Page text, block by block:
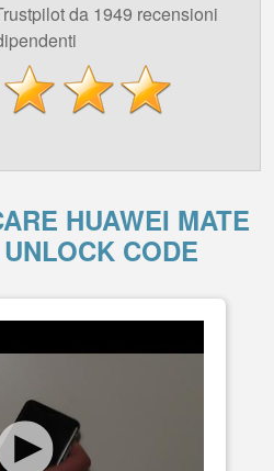
da 1949 recensioni
HUAWEI MATE
CODE